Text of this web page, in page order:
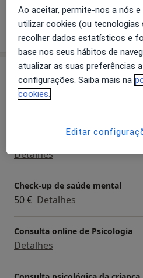
Mostrar
Serviços e preços
Primeira consulta Psicologia
Detalhes
Check-up de saúde mental
50 € Detalhes
Consulta online de Psicologia
Detalhes
Ao aceitar, permite-nos a nós
utilizar cookies (ou tecnologias
recolher dados estatísticos e
base nos seus hábitos de
atualizar as suas preferências
configurações. Saiba mais na
cookies.
Editar